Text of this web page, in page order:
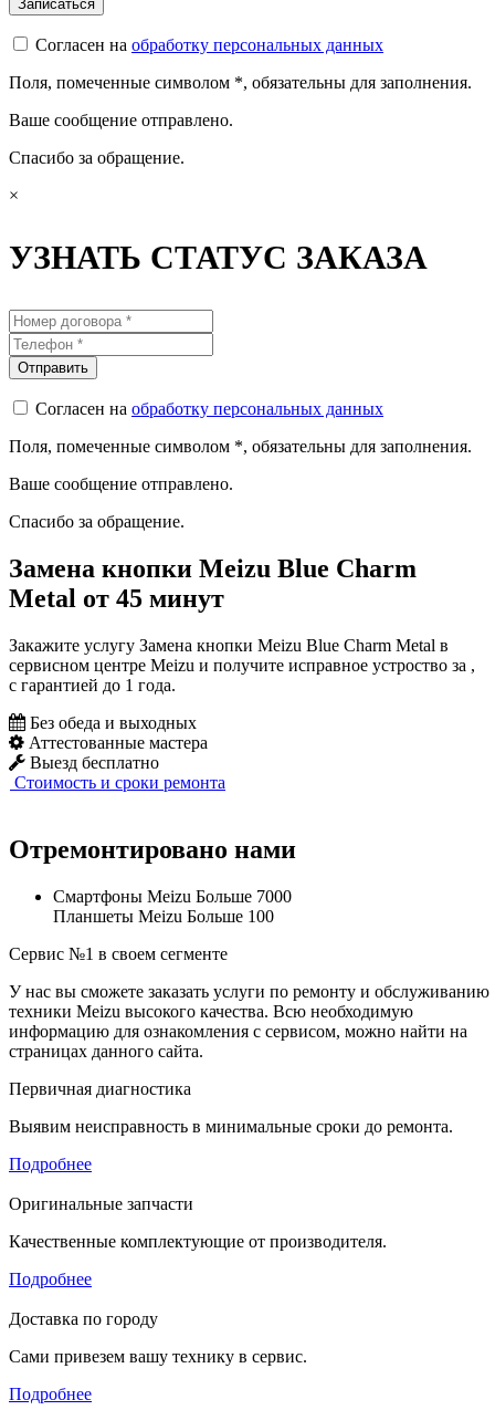
Согласен на обработку персональных данных
Поля, помеченные символом *, обязательны для заполнения.
Ваше сообщение отправлено.
Спасибо за обращение.
×
УЗНАТЬ СТАТУС ЗАКАЗА
Согласен на обработку персональных данных
Поля, помеченные символом *, обязательны для заполнения.
Ваше сообщение отправлено.
Спасибо за обращение.
Замена кнопки Meizu Blue Charm
Metal от 45 минут
Закажите услугу Замена кнопки Meizu Blue Charm Metal в
сервисном центре Meizu и получите исправное устроство за ,
с гарантией до 1 года.
Без обеда и выходных
Аттестованные мастера
Выезд бесплатно
Стоимость и сроки ремонта
Отремонтировано нами
Смартфоны Meizu Больше 7000
Планшеты Meizu Больше 100
Сервис №1 в своем сегменте
У нас вы сможете заказать услуги по ремонту и обслуживанию
техники Meizu высокого качества. Всю необходимую
информацию для ознакомления с сервисом, можно найти на
страницах данного сайта.
Первичная диагностика
Выявим неисправность в минимальные сроки до ремонта.
Подробнее
Оригинальные запчасти
Качественные комплектующие от производителя.
Подробнее
Доставка по городу
Сами привезем вашу технику в сервис.
Подробнее